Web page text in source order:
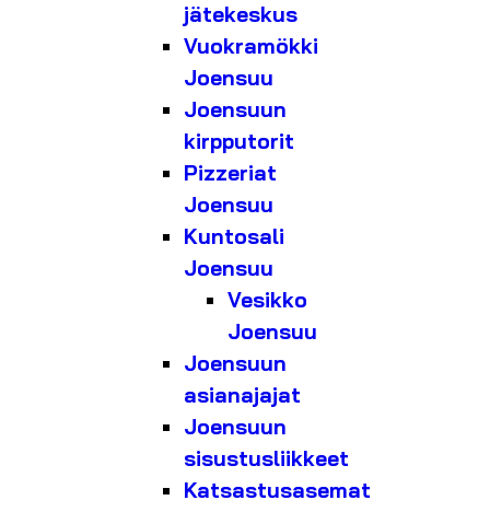
jätekeskus
Vuokramökki
Joensuu
Joensuun
kirpputorit
Pizzeriat
Joensuu
Kuntosali
Joensuu
Vesikko
Joensuu
Joensuun
asianajajat
Joensuun
sisustusliikkeet
Katsastusasemat